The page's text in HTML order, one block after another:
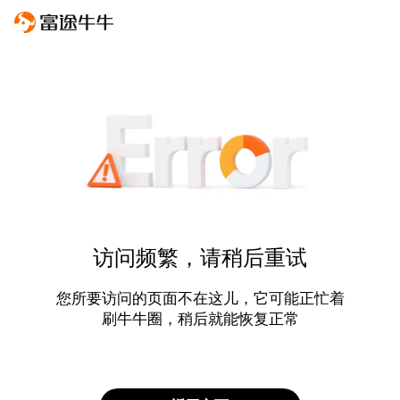
访问频繁，请稍后重试
您所要访问的页面不在这儿，它可能正忙着
刷牛牛圈，稍后就能恢复正常